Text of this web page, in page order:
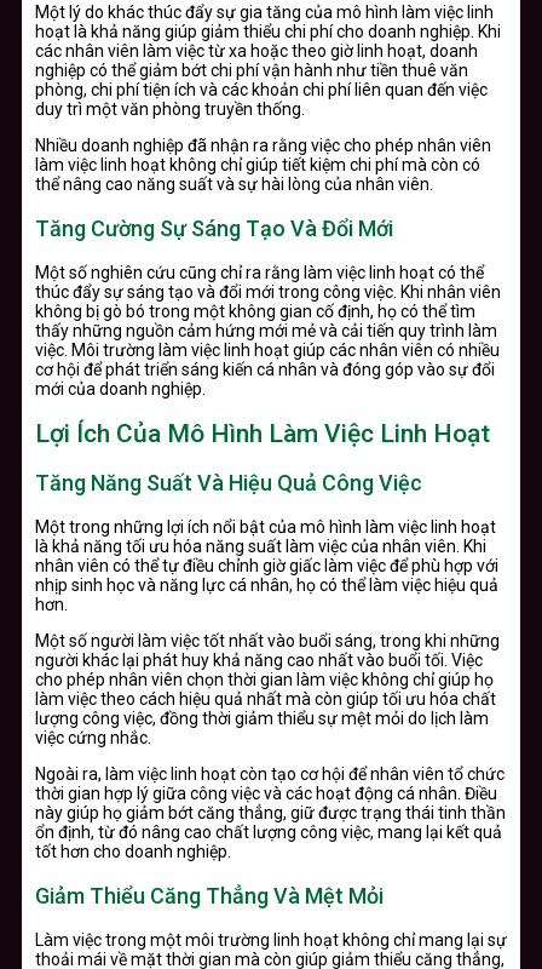
Một lý do khác thúc đẩy sự gia tăng của mô hình làm việc linh
hoạt là khả năng giúp giảm thiểu chi phí cho doanh nghiệp. Khi
các nhân viên làm việc từ xa hoặc theo giờ linh hoạt, doanh
nghiệp có thể giảm bớt chi phí vận hành như tiền thuê văn
phòng, chi phí tiện ích và các khoản chi phí liên quan đến việc
duy trì một văn phòng truyền thống.
Nhiều doanh nghiệp đã nhận ra rằng việc cho phép nhân viên
làm việc linh hoạt không chỉ giúp tiết kiệm chi phí mà còn có
thể nâng cao năng suất và sự hài lòng của nhân viên.
Tăng Cường Sự Sáng Tạo Và Đổi Mới
Một số nghiên cứu cũng chỉ ra rằng làm việc linh hoạt có thể
thúc đẩy sự sáng tạo và đổi mới trong công việc. Khi nhân viên
không bị gò bó trong một không gian cố định, họ có thể tìm
thấy những nguồn cảm hứng mới mẻ và cải tiến quy trình làm
việc. Môi trường làm việc linh hoạt giúp các nhân viên có nhiều
cơ hội để phát triển sáng kiến cá nhân và đóng góp vào sự đổi
mới của doanh nghiệp.
Lợi Ích Của Mô Hình Làm Việc Linh Hoạt
Tăng Năng Suất Và Hiệu Quả Công Việc
Một trong những lợi ích nổi bật của mô hình làm việc linh hoạt
là khả năng tối ưu hóa năng suất làm việc của nhân viên. Khi
nhân viên có thể tự điều chỉnh giờ giấc làm việc để phù hợp với
nhịp sinh học và năng lực cá nhân, họ có thể làm việc hiệu quả
hơn.
Một số người làm việc tốt nhất vào buổi sáng, trong khi những
người khác lại phát huy khả năng cao nhất vào buổi tối. Việc
cho phép nhân viên chọn thời gian làm việc không chỉ giúp họ
làm việc theo cách hiệu quả nhất mà còn giúp tối ưu hóa chất
lượng công việc, đồng thời giảm thiểu sự mệt mỏi do lịch làm
việc cứng nhắc.
Ngoài ra, làm việc linh hoạt còn tạo cơ hội để nhân viên tổ chức
thời gian hợp lý giữa công việc và các hoạt động cá nhân. Điều
này giúp họ giảm bớt căng thẳng, giữ được trạng thái tinh thần
ổn định, từ đó nâng cao chất lượng công việc, mang lại kết quả
tốt hơn cho doanh nghiệp.
Giảm Thiểu Căng Thẳng Và Mệt Mỏi
Làm việc trong một môi trường linh hoạt không chỉ mang lại sự
thoải mái về mặt thời gian mà còn giúp giảm thiểu căng thẳng,